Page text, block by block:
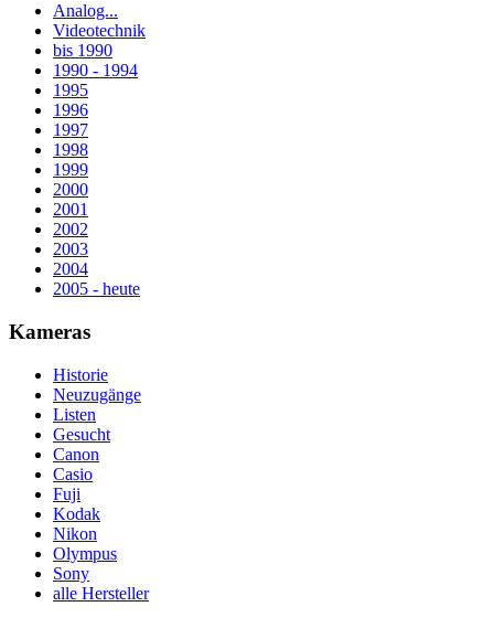
Analog...
Videotechnik
bis 1990
1990 - 1994
1995
1996
1997
1998
1999
2000
2001
2002
2003
2004
2005 - heute
Kameras
Historie
Neuzugänge
Listen
Gesucht
Canon
Casio
Fuji
Kodak
Nikon
Olympus
Sony
alle Hersteller